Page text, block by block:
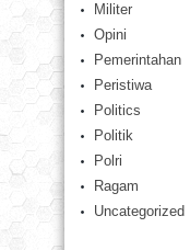
Militer
Opini
Pemerintahan
Peristiwa
Politics
Politik
Polri
Ragam
Uncategorized